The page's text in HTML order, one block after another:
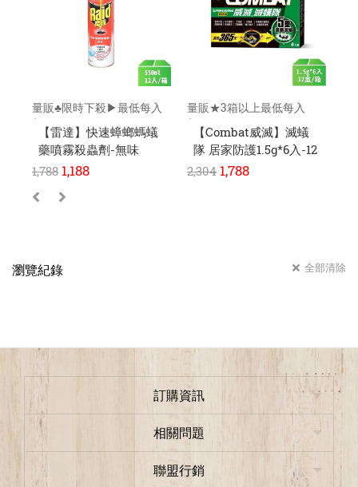
量販♣限時下殺▶最低每入
$95元
【雷達】快速蟑螂螞蟻
藥噴霧殺蟲劑-無味
550ml-12瓶/組
1,788 1,188
量販★3箱以上最低每入
$145元【Combat威滅】滅蟻
隊 居家防護1.5g*6入-12
盒/箱
2,304 1,788
瀏覽紀錄 全部清除
訂購資訊
相關問題
聯盟行銷